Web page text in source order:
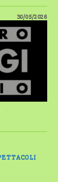
30/05/2026